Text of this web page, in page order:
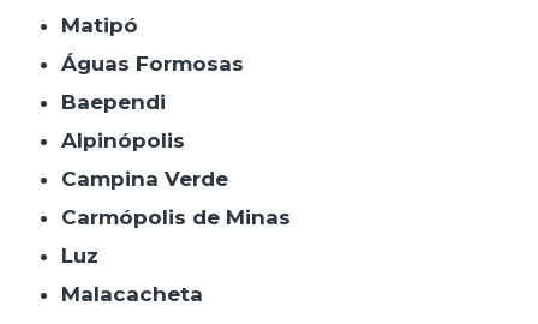
Matipó
Águas Formosas
Baependi
Alpinópolis
Campina Verde
Carmópolis de Minas
Luz
Malacacheta